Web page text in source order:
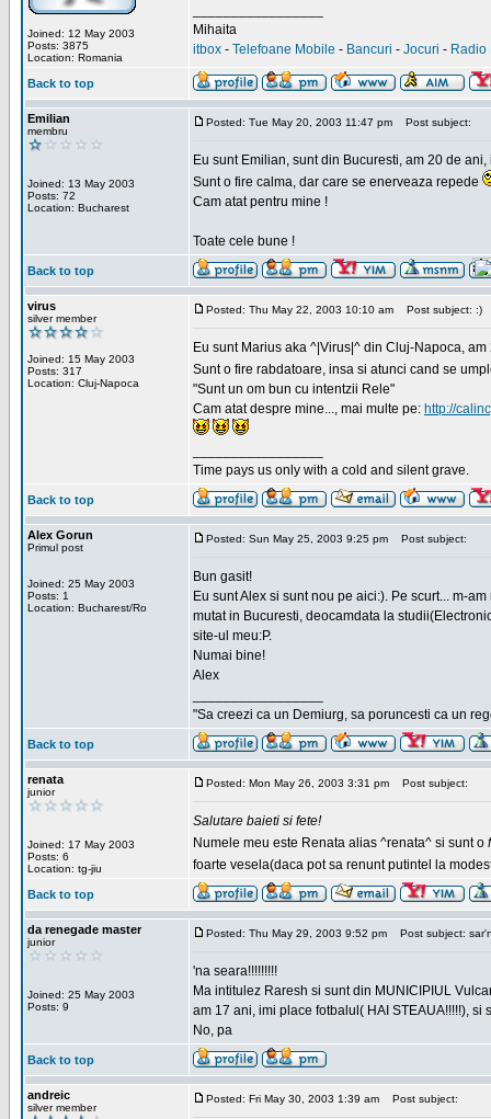
Joined: 12 May 2003
Posts: 3875
Location: Romania
Mihaita
itbox - Telefoane Mobile - Bancuri - Jocuri - Radio
Back to top
Emilian
membru
Joined: 13 May 2003
Posts: 72
Location: Bucharest
Posted: Tue May 20, 2003 11:47 pm Post subject:
Eu sunt Emilian, sunt din Bucuresti, am 20 de
Sunt o fire calma, dar care se enerveaza repede
Cam atat pentru mine !
Toate cele bune !
Back to top
virus
silver member
Joined: 15 May 2003
Posts: 317
Location: Cluj-Napoca
Posted: Thu May 22, 2003 10:10 am Post subject: :)
Eu sunt Marius aka ^|Virus|^ din Cluj-Napoca,
Sunt o fire rabdatoare, insa si atunci cand se
"Sunt un om bun cu intentzii Rele"
Cam atat despre mine..., mai multe pe: http://
Time pays us only with a cold and silent grave.
Back to top
Alex Gorun
Primul post
Joined: 25 May 2003
Posts: 1
Location: Bucharest/Ro
Posted: Sun May 25, 2003 9:25 pm Post subject:
Bun gasit!
Eu sunt Alex si sunt nou pe aici:). Pe scurt... m-
mutat in Bucuresti, deocamdata la
site-ul meu:P.
Numai bine!
Alex
"Sa creezi ca un Demiurg, sa poruncesti ca un
Back to top
renata
junior
Joined: 17 May 2003
Posts: 6
Location: tg-jiu
Posted: Mon May 26, 2003 3:31 pm Post subject:
Salutare baieti si fete!
Numele meu este Renata alias ^renata^ si sunt o
foarte vesela(daca pot sa renunt putintel la
Back to top
da renegade master
junior
Joined: 25 May 2003
Posts: 9
Posted: Thu May 29, 2003 9:52 pm Post subject:
'na seara!!!!!!!!!
Ma intitulez Raresh si sunt din MUNICIPIUL
am 17 ani, imi place fotbalul( HAI STEAUA!!!!!), si
No, pa
Back to top
andreic
silver member
Posted: Fri May 30, 2003 1:39 am Post subject: